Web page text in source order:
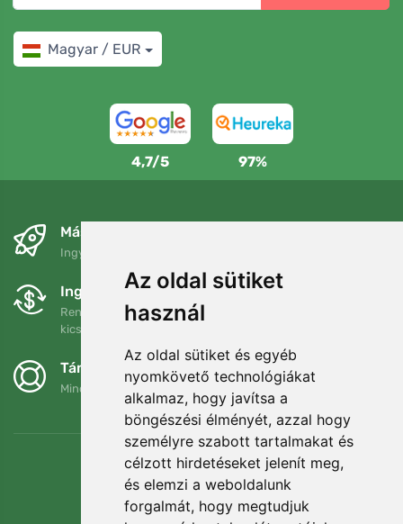
Az oldal sütiket
használ
Az oldal sütiket és egyéb
nyomkövető technológiákat
alkalmaz, hogy javítsa a
böngészési élményét, azzal hogy
személyre szabott tartalmakat és
célzott hirdetéseket jelenít meg,
és elemzi a weboldalunk
forgalmát, hogy megtudjuk
Magyar / EUR
4,7/5 97%
Másnapra és ingyenesen
Ingyenes szállítás a következő összeg felett: 80 EUR
Ingyenes csere és visszaküldés
Rendelését 90 napon belül bármikor visszaküldheti vagy
kicserélheti.
Támogatjuk a Trees.org-ot
Minden megrendelésért ültetünk egy fát! Bővebben